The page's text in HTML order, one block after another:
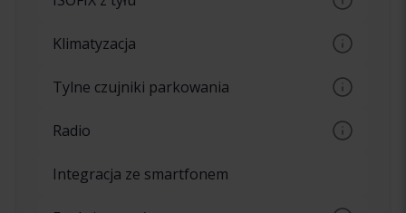
odblokowywanie samochodu
dziecięcy, znany również jako ISOFIX
Klimatyzacja
ustawiania temperatury
Tylne czujniki parkowania
przeszkodach za samochodem
Radio
Integracja ze smartfonem